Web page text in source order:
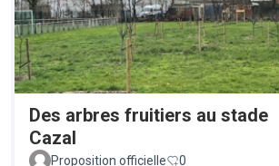
Des arbres fruitiers au stade
Cazal
Proposition officielle 0